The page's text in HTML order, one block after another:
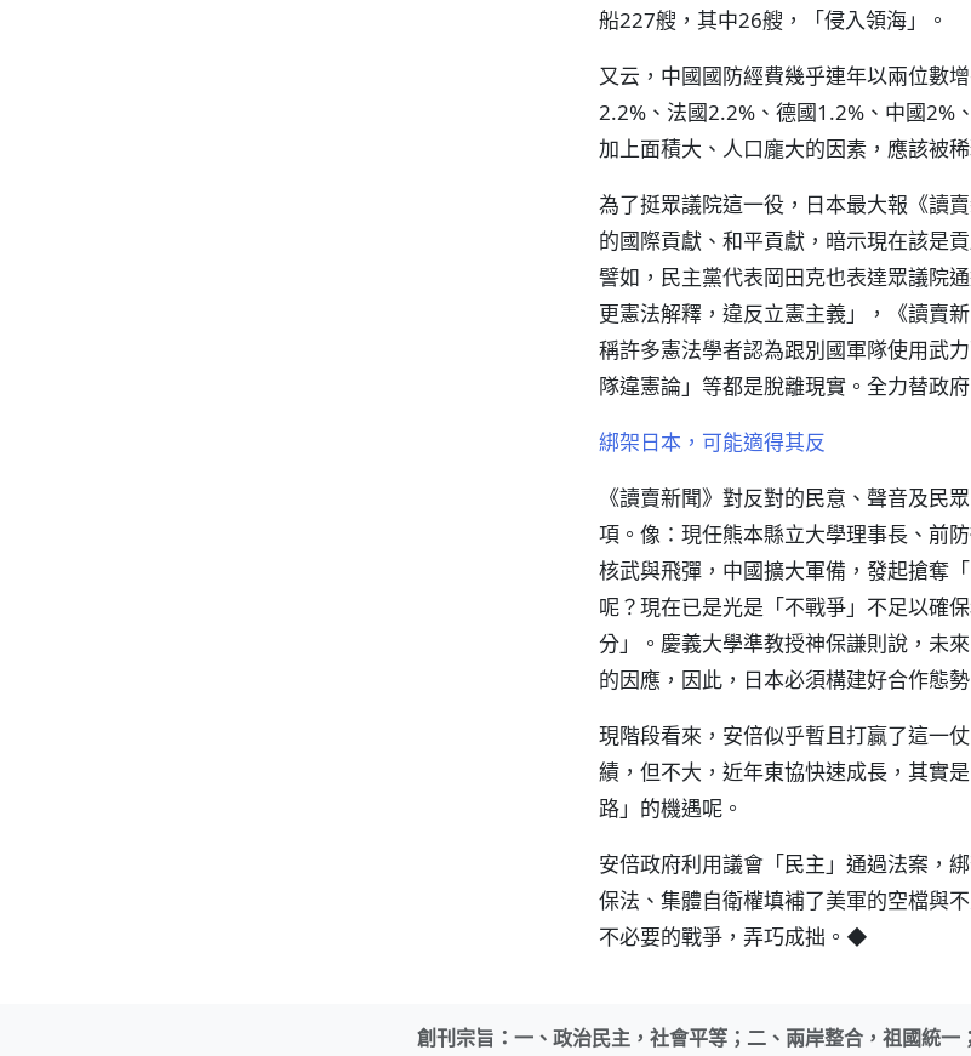
船227艘，其中26艘，「侵入領海」。
又云，中國國防經費幾乎連年以兩位數
2.2%、法國2.2%、德國1.2%、中國2%
加上面積大、人口龐大的因素，應該被
為了挺眾議院這一役，日本最大報《讀
的國際貢獻、和平貢獻，暗示現在該是
譬如，民主黨代表岡田克也表達眾議院
更憲法解釋，違反立憲主義」，《讀賣
稱許多憲法學者認為跟別國軍隊使用武
隊違憲論」等都是脫離現實。全力替政
綁架日本，可能適得其反
《讀賣新聞》對反對的民意、聲音及民
項。像：現任熊本縣立大學理事長、前
核武與飛彈，中國擴大軍備，發起搶奪
呢？現在已是光是「不戰爭」不足以確
分」。慶義大學準教授神保謙則說，未
的因應，因此，日本必須構建好合作態勢
現階段看來，安倍似乎暫且打贏了這一
績，但不大，近年東協快速成長，其實
路」的機遇呢。
安倍政府利用議會「民主」通過法案，
保法、集體自衛權填補了美軍的空檔與
不必要的戰爭，弄巧成拙。◆
創刊宗旨：一、政治民主，社會平等；二、兩岸整合，祖國統一